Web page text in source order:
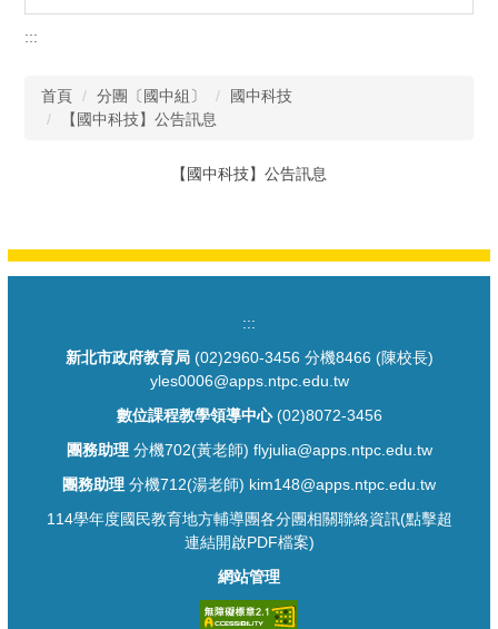
:::
首頁 分團〔國中組〕
國中科技
【國中科技】公告訊息
【國中科技】公告訊息
:::
新北市政府教育局(02)2960-3456 分機8466 (陳校長)
yles0006@apps.ntpc.edu.tw
數位課程教學領導中心(02)8072-3456
團務助理分機702(黃老師) flyjulia@apps.ntpc.edu.tw
團務助理 分機712(湯老師) kim148@apps.ntpc.edu.tw
114學年度國民教育地方輔導團各分團相關聯絡資訊(點擊超
連結開啟PDF檔案)
網站管理